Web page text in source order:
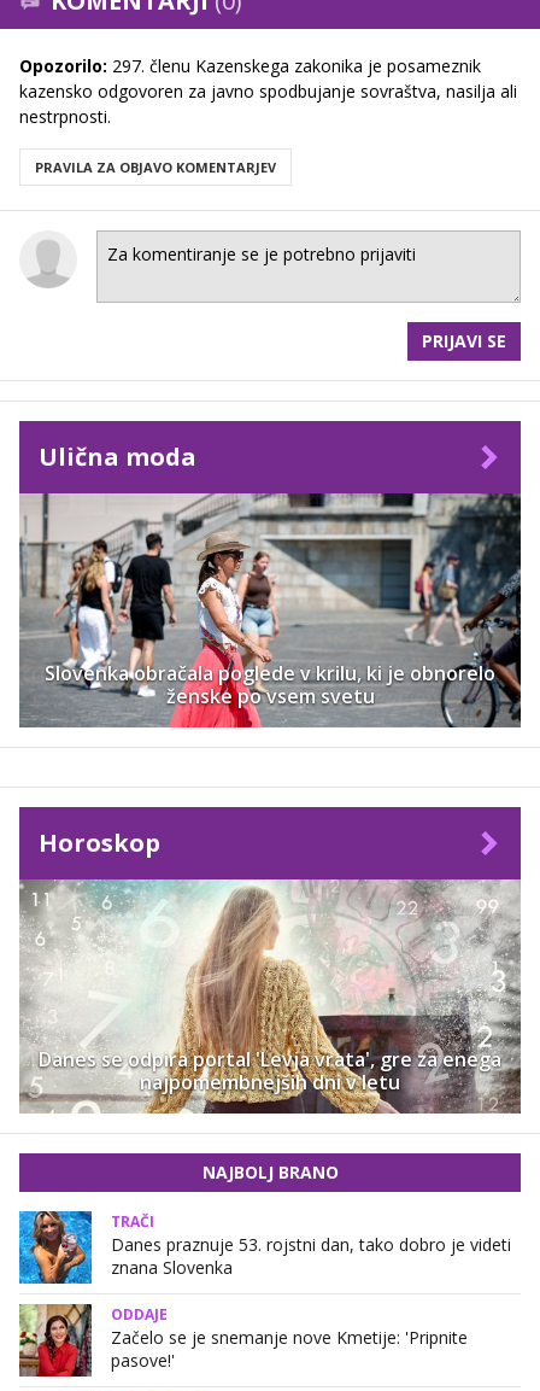
Opozorilo: 297. členu Kazenskega zakonika je posameznik
kazensko odgovoren za javno spodbujanje sovraštva, nasilja ali
nestrpnosti.
PRAVILA ZA OBJAVO KOMENTARJEV
PRIJAVI SE
Ulična moda
Slovenka obračala poglede v krilu, ki je obnorelo
ženske po vsem svetu
Horoskop
Danes se odpira portal 'Levja vrata', gre za enega
najpomembnejših dni v letu
NAJBOLJ BRANO
TRAČI
Danes praznuje 53. rojstni dan, tako dobro je videti
znana Slovenka
ODDAJE
Začelo se je snemanje nove Kmetije: 'Pripnite
pasove!'